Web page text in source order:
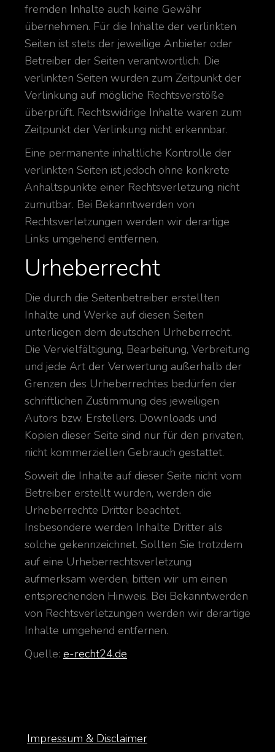
fremden Inhalte auch keine Gewähr
übernehmen. Für die Inhalte der verlinkten
Seiten ist stets der jeweilige Anbieter oder
Betreiber der Seiten verantwortlich. Die
verlinkten Seiten wurden zum Zeitpunkt der
Verlinkung auf mögliche Rechtsverstöße
überprüft. Rechtswidrige Inhalte waren zum
Zeitpunkt der Verlinkung nicht erkennbar.
Eine permanente inhaltliche Kontrolle der
verlinkten Seiten ist jedoch ohne konkrete
Anhaltspunkte einer Rechtsverletzung nicht
zumutbar. Bei Bekanntwerden von
Rechtsverletzungen werden wir derartige
Links umgehend entfernen.
Urheberrecht
Die durch die Seitenbetreiber erstellten
Inhalte und Werke auf diesen Seiten
unterliegen dem deutschen Urheberrecht.
Die Vervielfältigung, Bearbeitung, Verbreitung
und jede Art der Verwertung außerhalb der
Grenzen des Urheberrechtes bedürfen der
schriftlichen Zustimmung des jeweiligen
Autors bzw. Erstellers. Downloads und
Kopien dieser Seite sind nur für den privaten,
nicht kommerziellen Gebrauch gestattet.
Soweit die Inhalte auf dieser Seite nicht vom
Betreiber erstellt wurden, werden die
Urheberrechte Dritter beachtet.
Insbesondere werden Inhalte Dritter als
solche gekennzeichnet. Sollten Sie trotzdem
auf eine Urheberrechtsverletzung
aufmerksam werden, bitten wir um einen
entsprechenden Hinweis. Bei Bekanntwerden
von Rechtsverletzungen werden wir derartige
Inhalte umgehend entfernen.
Quelle: e-recht24.de
Impressum & Disclaimer